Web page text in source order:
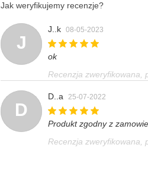
Jak weryfikujemy recenzje?
J
J..k 08-05-2023
ok
Recenzja zweryfikowana,
D
D..a 25-07-2022
Produkt zgodny z
Recenzja zweryfikowana,